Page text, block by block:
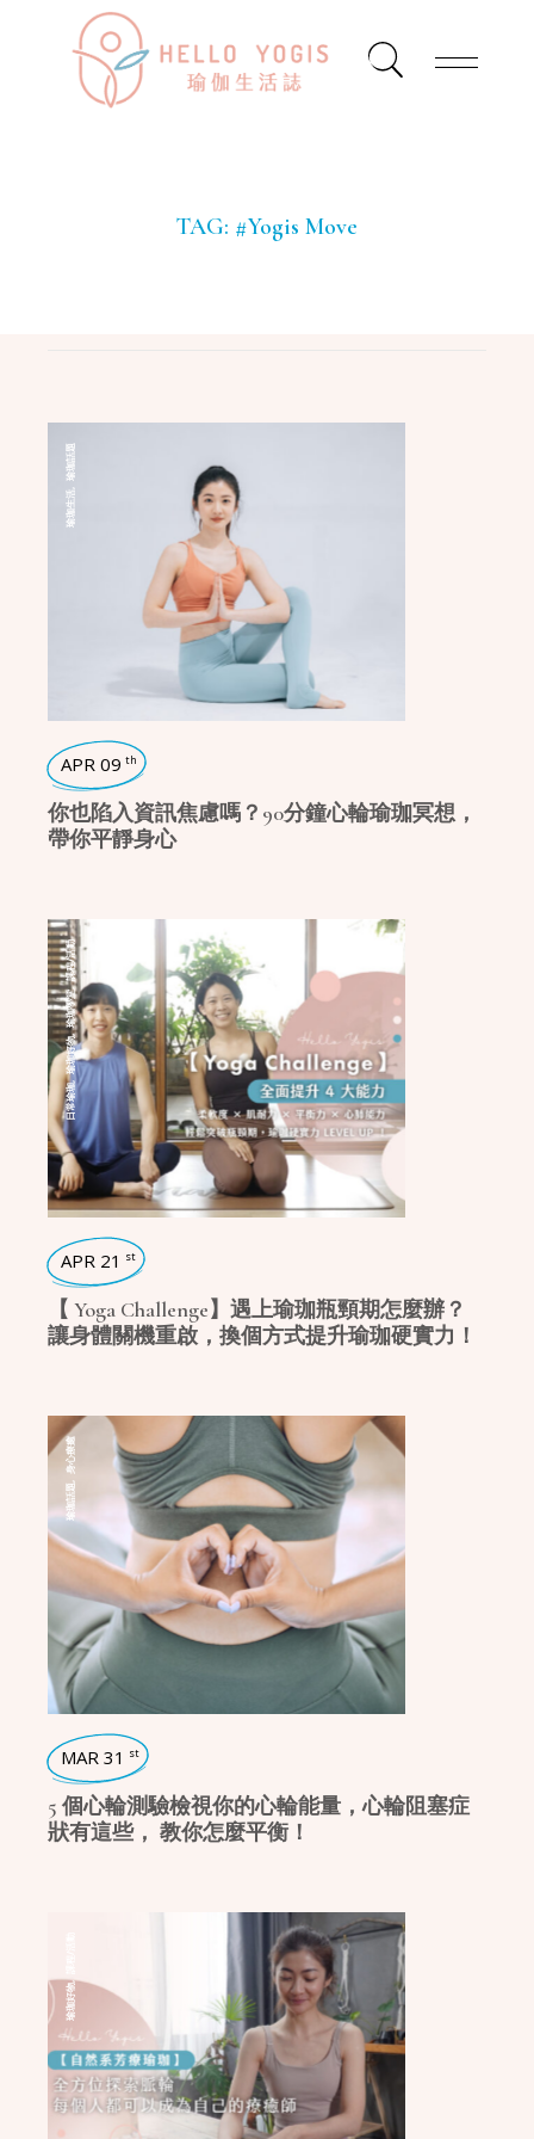
TAG: #Yogis Move
瑜珈生活
瑜珈話題
APR 09 th
你也陷入資訊焦慮嗎？90分鐘心輪瑜珈冥想，
帶你平靜身心
日常瑜珈
瑜珈好物
瑜珈學堂
課程/活動
APR 21 st
【 Yoga Challenge】遇上瑜珈瓶頸期怎麼辦？
讓身體關機重啟，換個方式提升瑜珈硬實力！
瑜珈話題
身心療癒
MAR 31 st
5 個心輪測驗檢視你的心輪能量，心輪阻塞症
狀有這些， 教你怎麼平衡！
瑜珈好物